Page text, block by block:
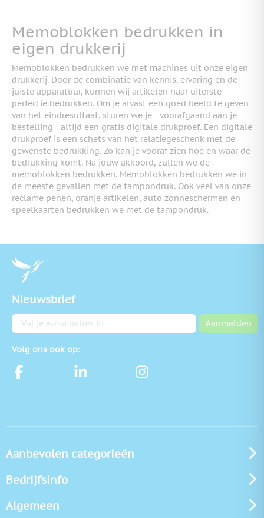
Memoblokken bedrukken in
eigen drukkerij
Memoblokken bedrukken we met machines uit onze eigen
drukkerij. Door de combinatie van kennis, ervaring en de
juiste apparatuur, kunnen wij artikelen naar uiterste
perfectie bedrukken. Om je alvast een goed beeld te geven
van het eindresultaat, sturen we je - voorafgaand aan je
bestelling - altijd een gratis digitale drukproef. Een digitale
drukproef is een schets van het relatiegeschenk met de
gewenste bedrukking. Zo kan je vooraf zien hoe en waar de
bedrukking komt. Na jouw akkoord, zullen we de
memoblokken bedrukken. Memoblokken bedrukken we in
de meeste gevallen met de tampondruk. Ook veel van onze
reclame penen, oranje artikelen, auto zonneschermen en
speelkaarten bedrukken we met de tampondruk.
Nieuwsbrief
E-mailadres Aanmelden
Volg ons ook op:
Aanbevolen categorieën
Bedrijfsinfo
Algemeen